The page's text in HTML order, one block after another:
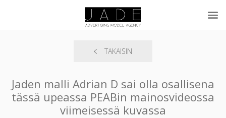
TAKAISIN
Jaden malli Adrian D sai olla osallisena
tässä upeassa PEABin mainosvideossa
viimeisessä kuvassa